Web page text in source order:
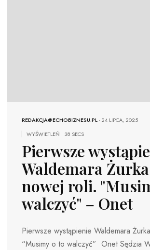
REDAKCJA@ECHOBIZNESU.PL-24 LIPCA, 2025
WYŚWIETLEŃ
38 SECS
Pierwsze
Waldemara
nowej roli.
walczyć" – Onet
Pierwsze wystąpienie Waldemara
“Musimy o to walczyć” Onet Sędzia